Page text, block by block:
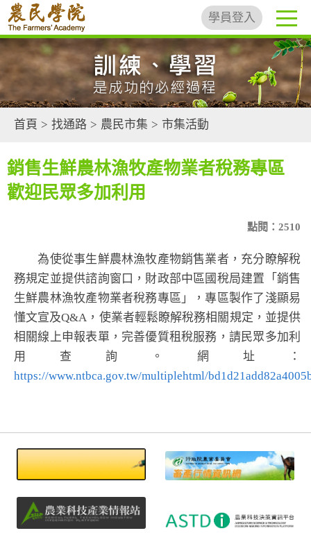
學員登入
首頁 > 找通路 > 農民市集 > 市集活動
銷售生鮮農林漁牧產物業者稅務專區
歡迎民眾多加利用
點閱：2510
為使從事生鮮農林漁牧產物銷售業者，充分瞭解稅
務規定並提供諮詢窗口，財政部中區國稅局建置「銷售
生鮮農林漁牧產物業者稅務專區」，專區製作了淺顯易
懂文宣及Q&A，使業者輕鬆瞭解稅務相關規定，並提供
相關線上申報表單，完善優質租稅服務，請民眾多加利
用查詢。網址：
https://www.ntbca.gov.tw/multiplehtml/